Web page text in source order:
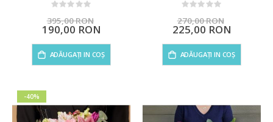
Rating:
395,00 RON
Preț
special
190,00 RON
ADĂUGAȚI IN COȘ
Rating:
270,00 RON
Preț
special
225,00 RON
ADĂUGAȚI IN COȘ
-40%